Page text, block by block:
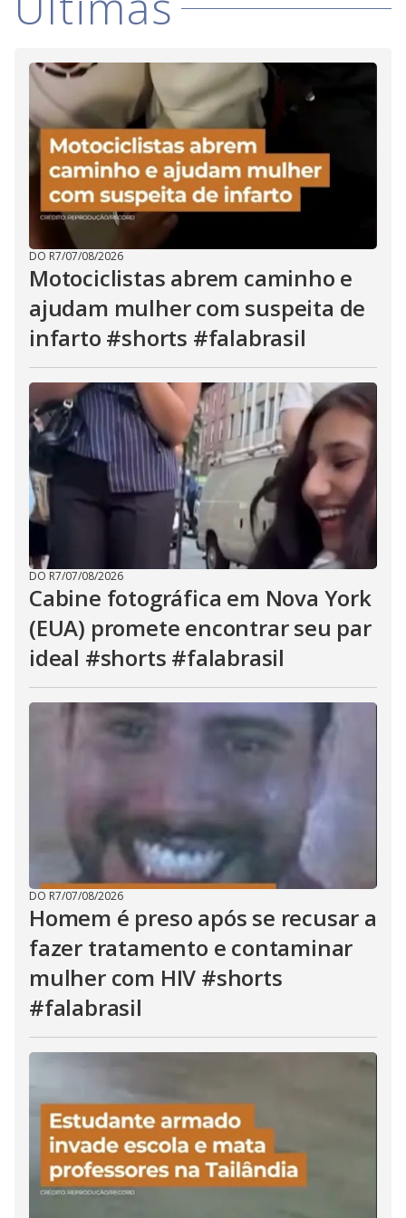
d
e
o
DO R7/07/08/2026
Motociclistas abrem caminho e
ajudam mulher com suspeita de
infarto #shorts #falabrasil
DO R7/07/08/2026
Cabine fotográfica em Nova York
(EUA) promete encontrar seu par
ideal #shorts #falabrasil
DO R7/07/08/2026
Homem é preso após se recusar a
fazer tratamento e contaminar
mulher com HIV #shorts
#falabrasil